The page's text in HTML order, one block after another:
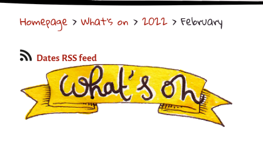
Big Tops
Partners
Shows
Shows
Attraction Capillaire
BLANC
Homepage > What's on > 2022 > February
Dates RSS feed